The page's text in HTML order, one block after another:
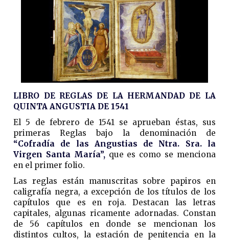
LIBRO DE REGLAS DE LA HERMANDAD DE LA
QUINTA ANGUSTIA DE 1541
El 5 de febrero de 1541 se aprueban éstas, sus
primeras Reglas bajo la denominación de
“Cofradía de las Angustias de Ntra. Sra. la
Virgen Santa María”,que es como se menciona
en el primer folio.
Las reglas están manuscritas sobre papiros en
caligrafía negra, a excepción de los títulos de los
capítulos que es en roja. Destacan las letras
capitales, algunas ricamente adornadas. Constan
de 56 capítulos en donde se mencionan los
distintos cultos, la estación de penitencia en la